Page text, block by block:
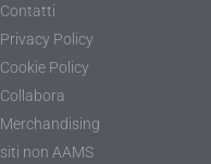
Contatti
Privacy Policy
Cookie Policy
Collabora
Merchandising
siti non AAMS